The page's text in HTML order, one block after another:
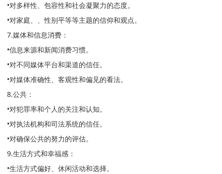
•对多样性、包容性和社会凝聚力的态度。
•对家庭、、性别平等等主题的信仰和观点。
7.媒体和信息消费：
•信息来源和新闻消费习惯。
•对不同媒体平台和渠道的信任。
•对媒体准确性、客观性和偏见的看法。
8.公共：
•对犯罪率和个人的关注和认知。
•对执法机构和司法系统的信任。
•对确保公共的努力的评估。
9.生活方式和幸福感：
•生活方式偏好、休闲活动和选择。